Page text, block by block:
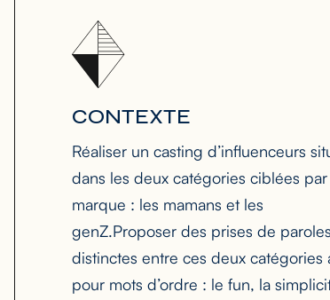
CONTEXTE
Réaliser un casting d’influenceurs
dans les deux catégories ciblées
marque : les mamans et les
genZ.Proposer des prises de paroles
distinctes entre ces deux catégories
pour mots d’ordre : le fun, la